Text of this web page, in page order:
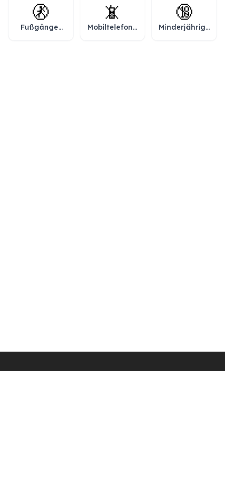
🚷
Fußgänger
📵
Mobiltelefone
🔞
Minderjährige